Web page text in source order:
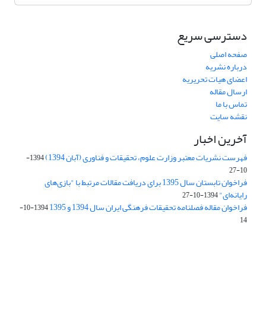
دسترسی سریع
صفحه اصلی
درباره نشریه
اعضای هیات تحریریه
ارسال مقاله
تماس با ما
نقشه سایت
آخرین اخبار
فهرست نشریات معتبر وزارت علوم، تحقیقات و فناوری (آبان 1394)
1394-
10-27
فراخوان تابستان سال 1395 برای دریافت مقالات مرتبط با "بازی‌های
رایانه‌ای"1394-10-27
فراخوان مقاله فصلنامه تحقیقات فرهنگی ایران سال 1394 و 1395
1394-10-
14